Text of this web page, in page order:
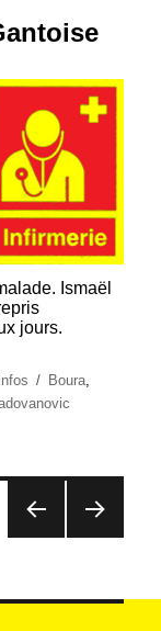
Ismaël
jours.
Catégories
infos Étiquettes
Boura
CÉD ANT